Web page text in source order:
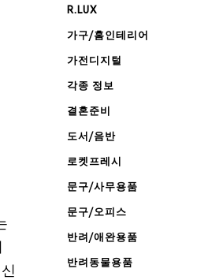
R.LUX
가구/홈인테리어
가전디지털
각종 정보
결혼준비
도서/음반
로켓프레시
문구/사무용품
문구/오피스
반려/애완용품
반려동물용품